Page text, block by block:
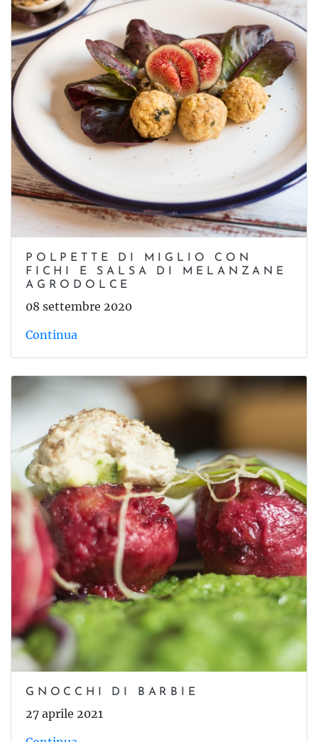
POLPETTE DI MIGLIO CON
FICHI E SALSA DI MELANZANE
AGRODOLCE
08 settembre 2020
Continua
GNOCCHI DI BARBIE
27 aprile 2021